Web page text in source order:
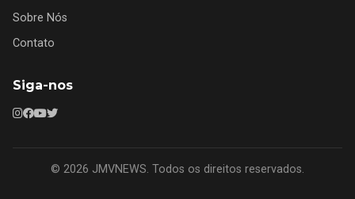
Sobre Nós
Contato
Siga-nos
© 2026 JMVNEWS. Todos os direitos reservados.